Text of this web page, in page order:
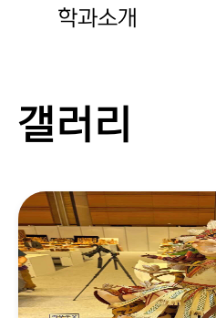
학과소개
갤러리